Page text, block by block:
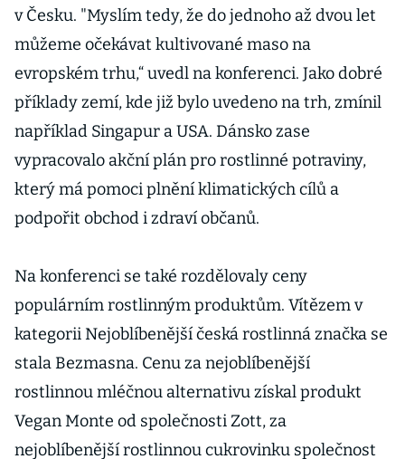
v Česku. "Myslím tedy, že do jednoho až dvou let
můžeme očekávat kultivované maso na
evropském trhu,“ uvedl na konferenci. Jako dobré
příklady zemí, kde již bylo uvedeno na trh, zmínil
například Singapur a USA. Dánsko zase
vypracovalo akční plán pro rostlinné potraviny,
který má pomoci plnění klimatických cílů a
podpořit obchod i zdraví občanů.
Na konferenci se také rozdělovaly ceny
populárním rostlinným produktům. Vítězem v
kategorii Nejoblíbenější česká rostlinná značka se
stala Bezmasna. Cenu za nejoblíbenější
rostlinnou mléčnou alternativu získal produkt
Vegan Monte od společnosti Zott, za
nejoblíbenější rostlinnou cukrovinku společnost